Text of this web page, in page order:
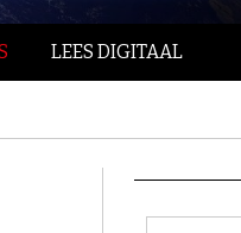
LEES DIGITAAL